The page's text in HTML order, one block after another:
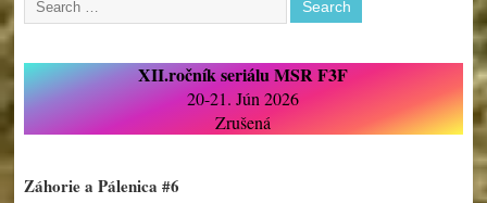
XII.ročník seriálu MSR F3F
20-21. Jún 2026
Zrušená
Záhorie a Pálenica #6